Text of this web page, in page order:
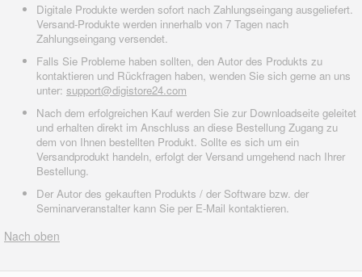
Digitale Produkte werden sofort nach Zahlungseingang ausgeliefert.
Versand-Produkte werden innerhalb von 7 Tagen nach
Zahlungseingang versendet.
Falls Sie Probleme haben sollten, den Autor des Produkts zu
kontaktieren und Rückfragen haben, wenden Sie sich gerne an uns
unter: support@digistore24.com
Nach dem erfolgreichen Kauf werden Sie zur Downloadseite geleitet
und erhalten direkt im Anschluss an diese Bestellung Zugang zu
dem von Ihnen bestellten Produkt. Sollte es sich um ein
Versandprodukt handeln, erfolgt der Versand umgehend nach Ihrer
Bestellung.
Der Autor des gekauften Produkts / der Software bzw. der
Seminarveranstalter kann Sie per E-Mail kontaktieren.
Nach oben